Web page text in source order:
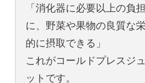
「消化器に必要以上の負
に、野菜や果物の良質な
的に摂取できる」
これがコールドプレスジ
ットです。